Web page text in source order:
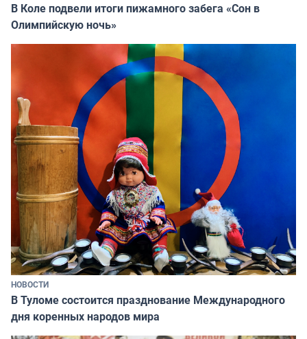
В Коле подвели итоги пижамного забега «Сон в
Олимпийскую ночь»
НОВОСТИ
В Туломе состоится празднование Международного
дня коренных народов мира